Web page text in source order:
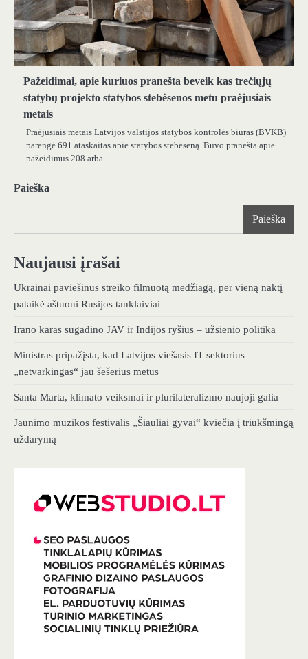
Pažeidimai, apie kuriuos pranešta beveik kas trečiųjų
statybų projekto statybos stebėsenos metu praėjusiais
metais
Praėjusiais metais Latvijos valstijos statybos kontrolės biuras (BVKB)
parengė 691 ataskaitas apie statybos stebėseną. Buvo pranešta apie
pažeidimus 208 arba…
Paieška
Paieška
Naujausi įrašai
Ukrainai paviešinus streiko filmuotą medžiagą, per vieną naktį
pataikė aštuoni Rusijos tanklaiviai
Irano karas sugadino JAV ir Indijos ryšius – užsienio politika
Ministras pripažįsta, kad Latvijos viešasis IT sektorius
„netvarkingas“ jau šešerius metus
Santa Marta, klimato veiksmai ir plurilateralizmo naujoji galia
Jaunimo muzikos festivalis „Šiauliai gyvai“ kviečia į triukšmingą
uždarymą